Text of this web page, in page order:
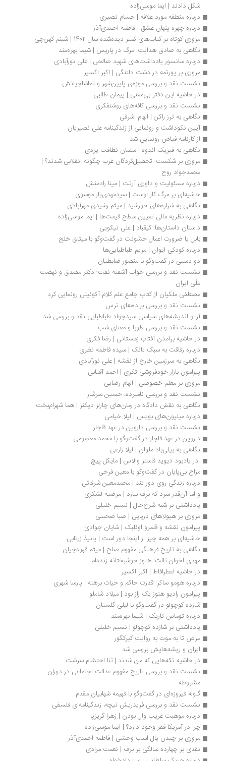
شکل دادند | ایما موسی‌زاده
درباره منطقه مورد علاقه | حسام نصیری
درباره چهره­ پنهان عشق | فاطمه احمدی‌آذر
مروری کوتاه بر کتاب‌های کمتر دیده‌شده سال 1402 | شبنم کهن‌چی
نگاهی به صادق هدایت: مرگ در پاریس | شیما بهره‌مند
درباره سانسور یادداشت‌های شهید صالحی | علی نورآبادی
مروری بر یورتمه در دشت دلتنگی | اکبر اکسیر
نشست نقد و بررسی موزه‌ی پایین‏‌شهر و تماشاچیانش
در حاشیه این دفتر بی‌معنی | پیمان طالبی
نشست نقد و بررسی کافه‌های روشنفکری
نگاهی به ترز راکن | الهام اشرفی
آیین نکوداشت و رونمایی از زندگینامه‌ علی نصیریان
از کارنامه فیاض رونمایی شد
نگاهی به فیزیک اندوه | سلمان نظافت یزدی
محمدجواد روح
درباره مسئولیت و داوری آرنت | مینا رادمنش
حاشیه‌ای بر مرگ کار اوست | سیدمهدی‌یار موسوی
نگاهی به شراره‌های خورشید | میثم رشیدی مهرآبادی
درباره نظریه مالی تعیین سطح قیمت‌ها | ایما موسی‌زاده
داستان داستان‌ها: کیقباد | علی نیکویی
بابل یا ضرورت اعمال خشونت در گفت‌وگو با میثاق خلج
درباره کودکی ایوان | مریم طباطبایی‌ها
دو دستی در گفت‌وگو با منصور ضابطیان
ملّی ایران
مصطفی ملکیان از کتاب جامع علم کلام آکوئینی رونمایی کرد
نشست نقد و بررسی براده‌های ترس
آرا و اندیشه‌های سیاسی سیدجواد طباطبایی نقد و بررسی شد
نشست نقد و بررسی طوبا و معنای شب
در حاشیه برآمدن آفتاب زمستانی | رضا فکری
درباره رفاقت به سبک تانک | سیده فاطمه نظری
نگاهی به سرزمین خارج از نقشه | علی نورآبادی‌
پیرامون بازار خودفروشی تکری | احمد آفتابی
مروری بر معلم خصوصی | الهام رضایی
نشست نقد و بررسی نامبرده، حسین سرشار
نگاهی به نقش دادگاه در رمان‌های چارلز دیکنز | هما شهرا‌م‌بخت
درباره میلیون‌های بویس | لیلا خیامی
نشست نقد و بررسی داروین در عهد قاجار
داروین در عهد قاجار در گفت‌وگو با محمد معصومی
نگاهی به بیلی‌باد ملوان | لیلا زارعی
در یادبود دیوید فاستر والاس | مایکل پیچ
مزاح بی‏‌پایان در گفت‌وگو با معین فرخی
درباره زندگی روی دور تند | محمد‌معین شرفائی
و اما آن‌قدر سرد که برف ببارد | مرضیه لشکری
یادداشتی بر شبه شرح‌حال | نسیم خلیلی
مروری بر هیولاهای دریایی | صبا صحبتی
پیرامون نقشه و قلمرو اوئلبک | شایان جوادی
حاشیه‌ای بر همه چیز از اینجا دور است | پانیذ زرتابی
نگاهی به تاریخ فرهنگی مفهوم صلح | میثم قهوه‌چیان
مهدی اخوان ثالث: هنوز خوشبختانه زنده‌ام
در حاشیه اعطرافاط | اکبر اکسیر
درباره هومو ساکر: قدرت حاکم و حیات برهنه | پارسا شهری
پیرامون رادیو هنوز یک راز بود | میلاد شاملو
شازده کوچولو در گفت‌وگو با لیلی گلستان
درباره توماس تاریک | شیما بهره‌مند
یادداشتی بر شازده کوچولو | نسیم خلیلی
مرض تا به موت به روایت کیرکگور
ایران و ریشه‌هایش بررسی شد
در حاشیه تکه‌هایی که من شدند | ثنا احتشام سرشت
مشروطه
گلوله فیروزه‌ای در گفت‌وگو با فهیمه شهابیان مقدم
نشست نقد و بررسی فریدریش نیچه، زندگی‏نامه‏‌ای فلسفی
درباره موهبت غریب وال بودن | زهرا گریزپا
چرا در آمریکا فقر وجود دارد؟ | ایما موسی‌زاده
مروری بر چیدن یال اسب وحشی | فاطمه احمدی‌آذر
نقدی بر چهارده سالگی بر برف | نعمت مرادی